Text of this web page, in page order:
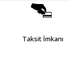
Taksit İmkanı